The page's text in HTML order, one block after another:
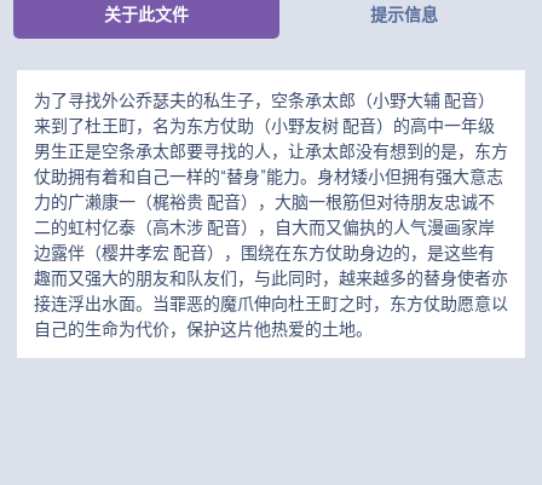
关于此文件 提示信息
为了寻找外公乔瑟夫的私生子，空条承太郎（小野大辅 配音）
来到了杜王町，名为东方仗助（小野友树 配音）的高中一年级
男生正是空条承太郎要寻找的人，让承太郎没有想到的是，东方
仗助拥有着和自己一样的“替身”能力。身材矮小但拥有强大意志
力的广濑康一（梶裕贵 配音），大脑一根筋但对待朋友忠诚不
二的虹村亿泰（高木涉 配音），自大而又偏执的人气漫画家岸
边露伴（樱井孝宏 配音），围绕在东方仗助身边的，是这些有
趣而又强大的朋友和队友们，与此同时，越来越多的替身使者亦
接连浮出水面。当罪恶的魔爪伸向杜王町之时，东方仗助愿意以
自己的生命为代价，保护这片他热爱的土地。